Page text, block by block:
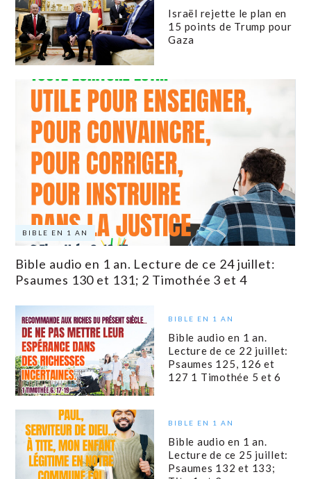
Israël rejette le plan en
15 points de Trump pour
Gaza
BIBLE EN 1 AN
Bible audio en 1 an. Lecture de ce 24 juillet:
Psaumes 130 et 131; 2 Timothée 3 et 4
BIBLE EN 1 AN
Bible audio en 1 an.
Lecture de ce 22 juillet:
Psaumes 125, 126 et
127 1 Timothée 5 et 6
BIBLE EN 1 AN
Bible audio en 1 an.
Lecture de ce 25 juillet:
Psaumes 132 et 133;